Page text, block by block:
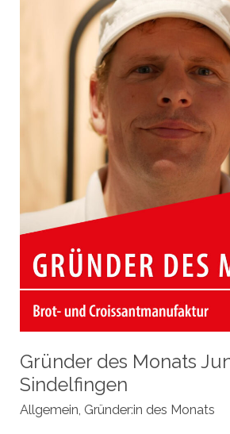
Grafenau
Gründer des Monats
Sindelfingen
Allgemein, Gründer:in des Monats